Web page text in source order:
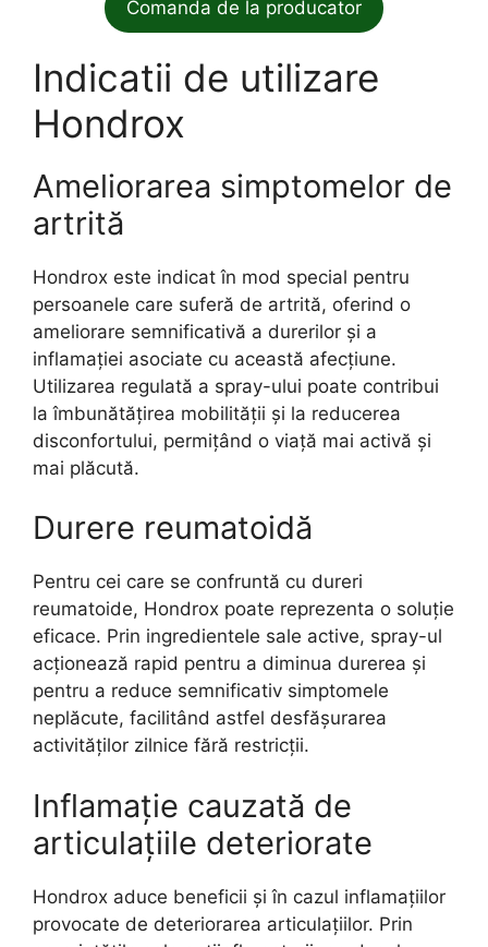
Comanda de la producator
Indicatii de utilizare
Hondrox
Ameliorarea simptomelor de
artrită
Hondrox este indicat în mod special pentru
persoanele care suferă de artrită, oferind o
ameliorare semnificativă a durerilor și a
inflamației asociate cu această afecțiune.
Utilizarea regulată a spray-ului poate contribui
la îmbunătățirea mobilității și la reducerea
disconfortului, permițând o viață mai activă și
mai plăcută.
Durere reumatoidă
Pentru cei care se confruntă cu dureri
reumatoide, Hondrox poate reprezenta o soluție
eficace. Prin ingredientele sale active, spray-ul
acționează rapid pentru a diminua durerea și
pentru a reduce semnificativ simptomele
neplăcute, facilitând astfel desfășurarea
activităților zilnice fără restricții.
Inflamație cauzată de
articulațiile deteriorate
Hondrox aduce beneficii și în cazul inflamațiilor
provocate de deteriorarea articulațiilor. Prin